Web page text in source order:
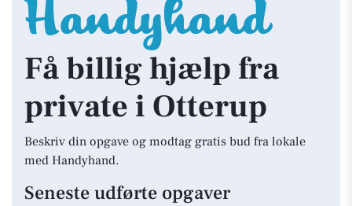
Få billig hjælp fra
private i Otterup
Beskriv din opgave og modtag gratis bud fra lokale
med Handyhand.
Seneste udførte opgaver